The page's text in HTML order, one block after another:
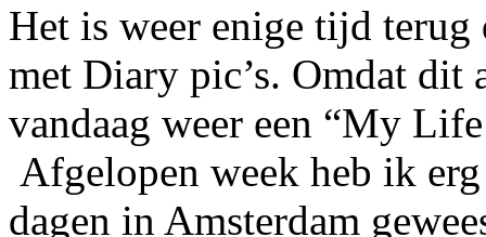
Het is weer enige tijd
met Diary pic’s. Omdat
vandaag weer een “My
Afgelopen week heb ik
dagen in Amsterdam